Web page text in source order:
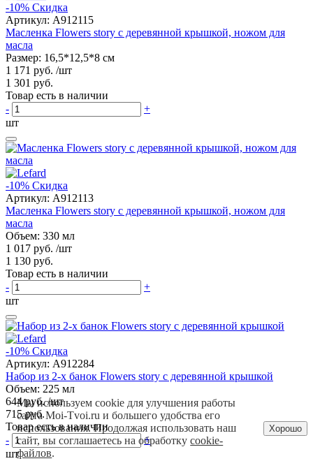
-10% Скидка
Артикул: A912115
Масленка Flowers story с деревянной крышкой, ножом для
масла
Размер: 16,5*12,5*8 см
1 171 руб. /шт
1 301 руб.
Товар есть в наличии
-
+
шт
-10% Скидка
Артикул: A912113
Масленка Flowers story с деревянной крышкой, ножом для
масла
Объем: 330 мл
1 017 руб. /шт
1 130 руб.
Товар есть в наличии
-
+
шт
-10% Скидка
Артикул: A912284
Набор из 2-х банок Flowers story с деревянной крышкой
Объем: 225 мл
644 руб. /шт
715 руб.
Товар есть в наличии
-
+
шт
Мы используем cookie для улучшения работы
сайта Moi-Tvoi.ru и большего удобства его
использования. Продолжая использовать наш
сайт, вы соглашаетесь на обработкуcookie-
файлов.
Хорошо